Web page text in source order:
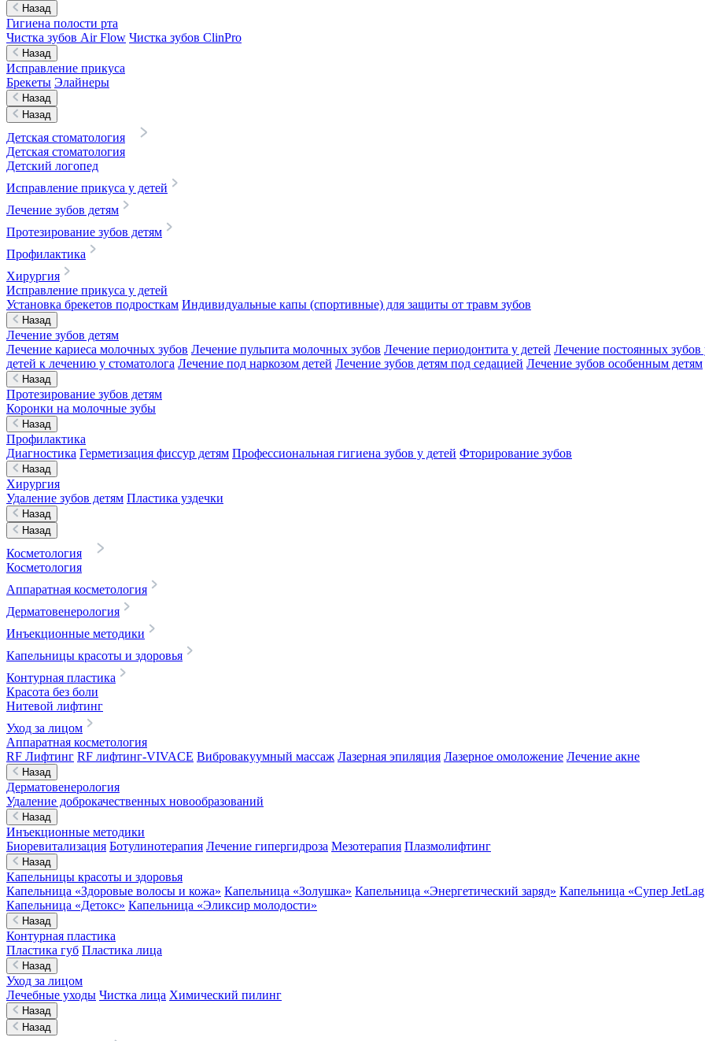
Назад
Гигиена полости рта
Чистка зубов Air Flow Чистка зубов ClinPro
Назад
Исправление прикуса
Брекеты Элайнеры
Назад
Назад
Детская стоматология
Детская стоматология
Детский логопед
Исправление прикуса у детей
Лечение зубов детям
Протезирование зубов детям
Профилактика
Хирургия
Исправление прикуса у детей
Установка брекетов подросткам Индивидуальные капы (спортивные) для защиты от травм зубов
Назад
Лечение зубов детям
Лечение кариеса молочных зубов Лечение пульпита молочных зубов Лечение периодонтита у детей Лечение постоянных зубов
детей к лечению у стоматолога Лечение под наркозом детей Лечение зубов детям под седацией Лечение зубов особенным детям
Назад
Протезирование зубов детям
Коронки на молочные зубы
Назад
Профилактика
Диагностика Герметизация фиссур детям Профессиональная гигиена зубов у детей Фторирование зубов
Назад
Хирургия
Удаление зубов детям Пластика уздечки
Назад
Назад
Косметология
Косметология
Аппаратная косметология
Дерматовенерология
Инъекционные методики
Капельницы красоты и здоровья
Контурная пластика
Красота без боли
Нитевой лифтинг
Уход за лицом
Аппаратная косметология
RF Лифтинг RF лифтинг-VIVACE Вибровакуумный массаж Лазерная эпиляция Лазерное омоложение Лечение акне
Назад
Дерматовенерология
Удаление доброкачественных новообразований
Назад
Инъекционные методики
Биоревитализация Ботулинотерапия Лечение гипергидроза Мезотерапия Плазмолифтинг
Назад
Капельницы красоты и здоровья
Капельница «Здоровые волосы и кожа» Капельница «Золушка» Капельница «Энергетический заряд» Капельница «Супер
Капельница «Детокс» Капельница «Эликсир молодости»
Назад
Контурная пластика
Пластика губ Пластика лица
Назад
Уход за лицом
Лечебные уходы Чистка лица Химический пилинг
Назад
Назад